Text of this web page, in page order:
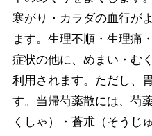
寒がり・カラダの血行が
ます。生理不順・生理痛
症状の他に、めまい・む
利用されます。ただし、
す。当帰芍薬散には、芍
くしゃ）・蒼朮（そうじ